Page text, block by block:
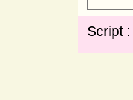
Script :